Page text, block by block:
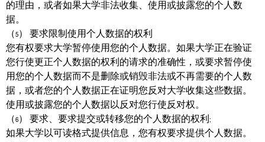
的理由，或者如果大学非法收集、使用或披露您的个人数
据。
（5） 要求限制使用个人数据的权利
您有权要求大学暂停使用您的个人数据。如果大学正在验证
您行使更正个人数据的权利的请求的准确性，或要求暂停使
用您的个人数据而不是删除或销毁非法或不再需要的个人数
据，或者您的个人数据正在证明您反对大学收集这些数据。
使用或披露您的个人数据以反对您行使反对权。
（6） 要求、要求提交或转移您的个人数据的权利;
如果大学以可读格式提供信息，您有权要求提供个人数据。